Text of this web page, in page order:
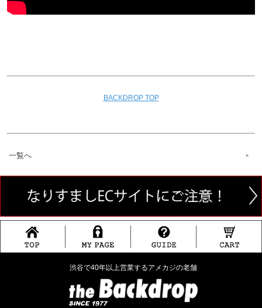
BACKDROP TOP
一覧へ
渋谷で40年以上営業するアメカジの老舗